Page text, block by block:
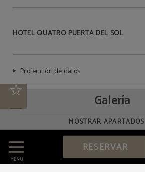
MENÚ
RESERVAR
Galería
MOSTRAR APARTADOS
HOTEL QUATRO PUERTA DEL SOL
Protección de datos